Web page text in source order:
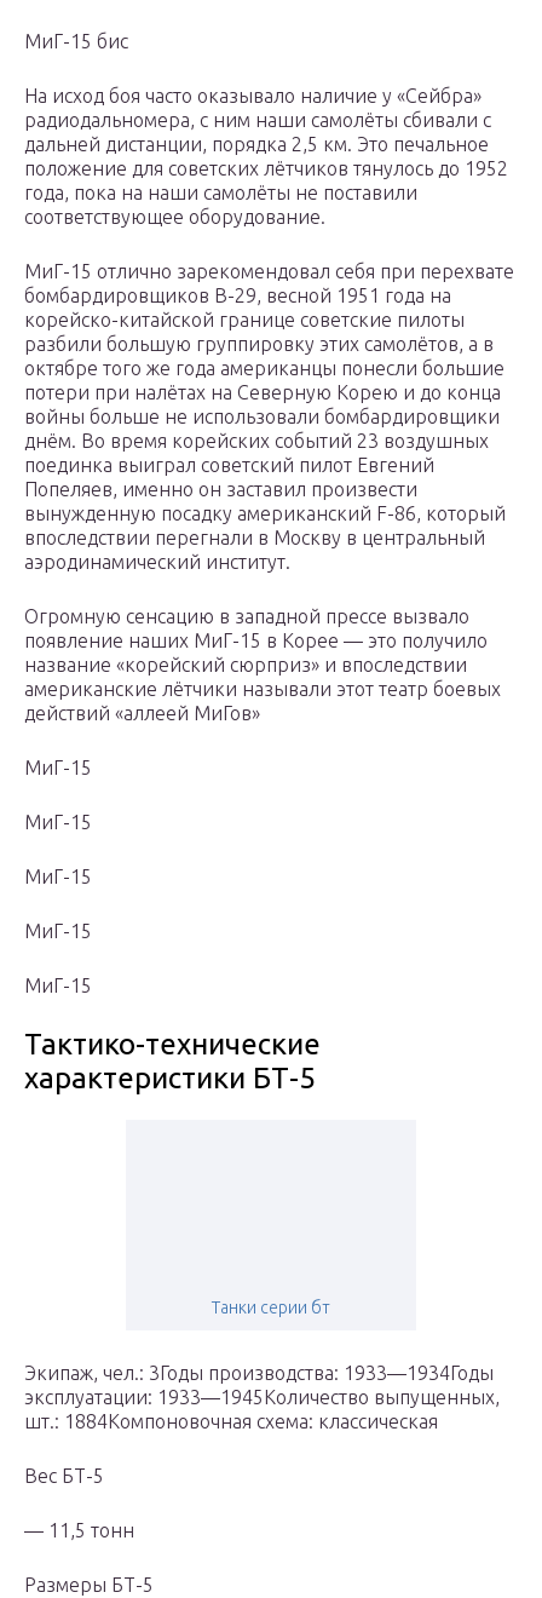
МиГ-15 бис
На исход боя часто оказывало наличие у «Сейбра»
радиодальномера, с ним наши самолёты сбивали с
дальней дистанции, порядка 2,5 км. Это печальное
положение для советских лётчиков тянулось до 1952
года, пока на наши самолёты не поставили
соответствующее оборудование.
МиГ-15 отлично зарекомендовал себя при перехвате
бомбардировщиков В-29, весной 1951 года на
корейско-китайской границе советские пилоты
разбили большую группировку этих самолётов, а в
октябре того же года американцы понесли большие
потери при налётах на Северную Корею и до конца
войны больше не использовали бомбардировщики
днём. Во время корейских событий 23 воздушных
поединка выиграл советский пилот Евгений
Попеляев, именно он заставил произвести
вынужденную посадку американский F-86, который
впоследствии перегнали в Москву в центральный
аэродинамический институт.
Огромную сенсацию в западной прессе вызвало
появление наших МиГ-15 в Корее — это получило
название «корейский сюрприз» и впоследствии
американские лётчики называли этот театр боевых
действий «аллеей МиГов»
МиГ-15
МиГ-15
МиГ-15
МиГ-15
МиГ-15
Тактико-технические
характеристики БТ-5
Танки серии бт
Экипаж, чел.: 3Годы производства: 1933—1934Годы
эксплуатации: 1933—1945Количество выпущенных,
шт.: 1884Компоновочная схема: классическая
Вес БТ-5
— 11,5 тонн
Размеры БТ-5